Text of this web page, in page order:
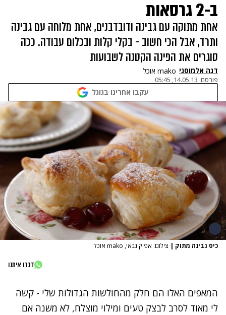
ב-2 גרסאות
אחת מתוקה עם גבינה ודובדבנים, אחת מלוחה עם גבינה
ותרד, אבל הכי חשוב - בקלי קלות ובכלום עבודה. ככה
סוגרים את הפינה הקטנה לשבועות
דנה אלמוסני mako אוכל
פורסם: 14.05.13, 05:45
עקבו אחרינו בגוגל
כיס גבינה מתוק | צילום: אפיק גבאי, mako אוכל
דברו איתנו
המאפים האלו הם חלק מהחולשות הגדולות שלי - קשה
לי מאוד לסרב לבצק טעים ומילוי מוצלח, לא משנה אם